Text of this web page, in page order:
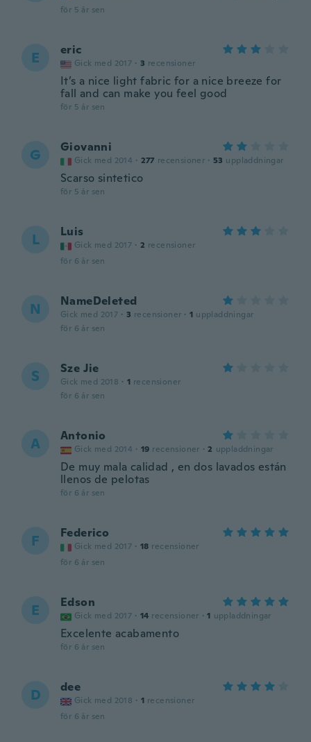
för 5 år sen
E eric
Gick med 2017 · 3 recensioner
It’s a nice light fabric for a nice breeze for
fall and can make you feel good
för 5 år sen
G Giovanni
Gick med 2014 · 277 recensioner · 53 uppladdningar
Scarso sintetico
för 5 år sen
L Luis
Gick med 2017 · 2 recensioner
för 6 år sen
N NameDeleted
Gick med 2017 · 3 recensioner · 1 uppladdningar
för 6 år sen
S Sze Jie
Gick med 2018 · 1 recensioner
för 6 år sen
A Antonio
Gick med 2014 · 19 recensioner · 2 uppladdningar
De muy mala calidad , en dos lavados están
llenos de pelotas
för 6 år sen
F Federico
Gick med 2017 · 18 recensioner
för 6 år sen
E Edson
Gick med 2017 · 14 recensioner · 1 uppladdningar
Excelente acabamento
för 6 år sen
D dee
Gick med 2018 · 1 recensioner
för 6 år sen